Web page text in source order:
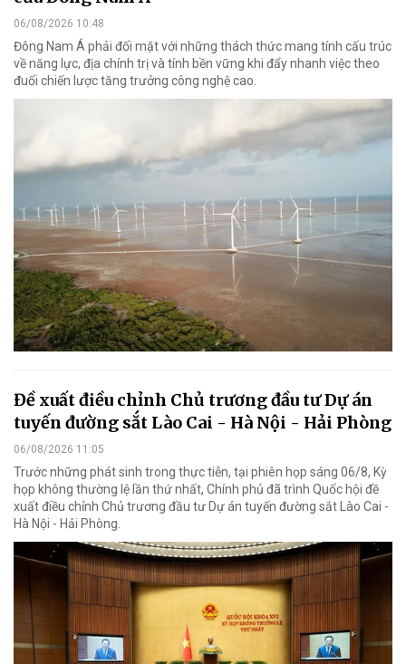
06/08/2026 10:48
Đông Nam Á phải đối mặt với những thách thức mang tính cấu trúc
về năng lực, địa chính trị và tính bền vững khi đẩy nhanh việc theo
đuổi chiến lược tăng trưởng công nghệ cao.
Đề xuất điều chỉnh Chủ trương đầu tư Dự án
tuyến đường sắt Lào Cai - Hà Nội - Hải Phòng
06/08/2026 11:05
Trước những phát sinh trong thực tiễn, tại phiên họp sáng 06/8, Kỳ
họp không thường lệ lần thứ nhất, Chính phủ đã trình Quốc hội đề
xuất điều chỉnh Chủ trương đầu tư Dự án tuyến đường sắt Lào Cai -
Hà Nội - Hải Phòng.